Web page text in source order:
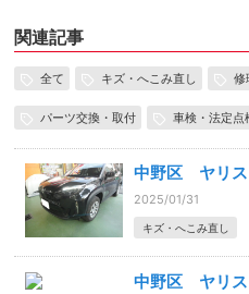
関連記事
全て キズ・へこみ直し 修
パーツ交換・取付 車検・法定点
中野区 ヤリ
2025/01/31
キズ・へこみ直し
中野区 ヤリ